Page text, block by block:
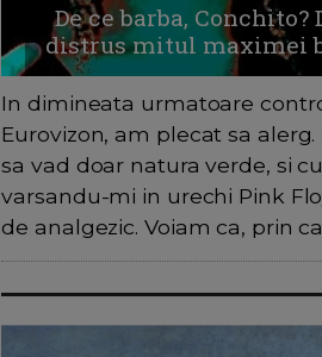
De ce barba, Conchito?
distrus mitul maximei
In dimineata urmatoare
Eurovizon, am plecat sa
sa vad doar natura verde, si
varsandu-mi in urechi Pink
de analgezic. Voiam ca, prin